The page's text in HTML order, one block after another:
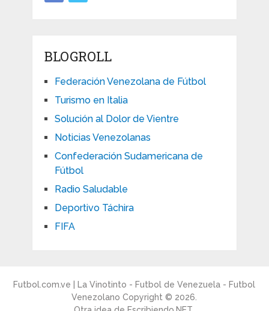
BLOGROLL
Federación Venezolana de Fútbol
Turismo en Italia
Solución al Dolor de Vientre
Noticias Venezolanas
Confederación Sudamericana de
Fútbol
Radio Saludable
Deportivo Táchira
FIFA
Futbol.com.ve | La Vinotinto - Futbol de Venezuela - Futbol
Venezolano Copyright © 2026.